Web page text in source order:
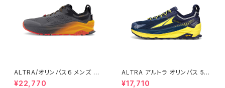
ALTRA/オリンパス６ メンズ BL
ACK/ORANGE
¥22,770
ALTRA アルトラ オリンパス 5
メンズ Navy
¥17,710